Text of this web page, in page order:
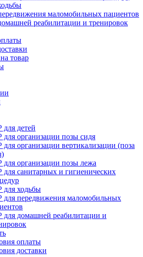
маломобильных пациентов
реабилитации и тренировок
товар
детей
организации позы сидя
организации вертикализации (поза
организации позы лежа
санитарных и гигиенических
для ходьбы
для передвижения маломобильных
для домашней реабилитации и
оплаты
доставки